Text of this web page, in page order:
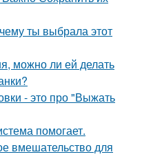
ты выбрала этот
можно ли ей делать
- это про "Выжать
помогает.
вмешательство для